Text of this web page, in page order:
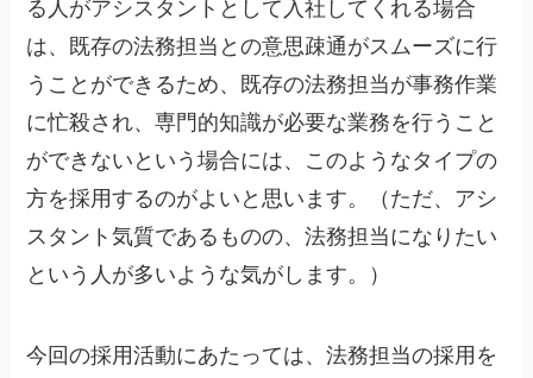
る人がアシスタントとして入社してくれる場合
は、既存の法務担当との意思疎通がスムーズに行
うことができるため、既存の法務担当が事務作業
に忙殺され、専門的知識が必要な業務を行うこと
ができないという場合には、このようなタイプの
方を採用するのがよいと思います。（ただ、アシ
スタント気質であるものの、法務担当になりたい
という人が多いような気がします。）
今回の採用活動にあたっては、法務担当の採用を